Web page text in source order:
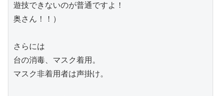
遊技できないのが普通ですよ！
奥さん！！）
さらには
台の消毒、マスク着用。
マスク非着用者は声掛け。